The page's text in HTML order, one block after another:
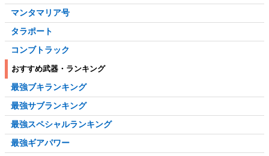
マンタマリア号
タラポート
コンブトラック
おすすめ武器・ランキング
最強ブキランキング
最強サブランキング
最強スペシャルランキング
最強ギアパワー